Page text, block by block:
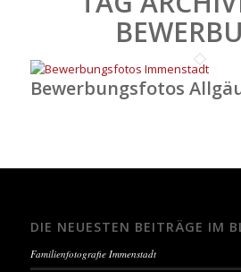
Bewerbungsfotos
DIE NEUESTEN BEITRÄGE IM
Familienfotografie Immenstadt